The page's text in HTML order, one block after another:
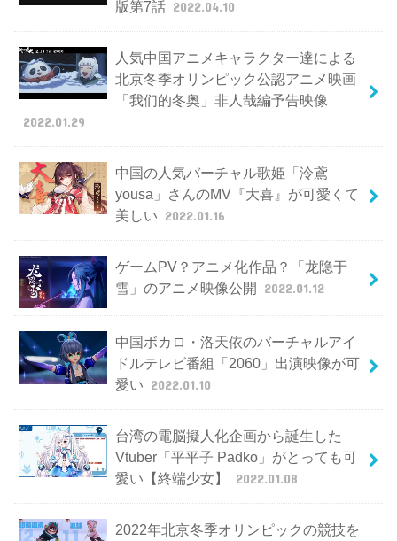
版第7話 2022.04.10
人気中国アニメキャラクター達による
北京冬季オリンピック公認アニメ映画
「我们的冬奥」非人哉編予告映像
2022.01.29
中国の人気バーチャル歌姫「泠鳶
yousa」さんのMV『大喜』が可愛くて
美しい 2022.01.16
ゲームPV？アニメ化作品？「龙隐于
雪」のアニメ映像公開 2022.01.12
中国ボカロ・洛天依のバーチャルアイ
ドルテレビ番組「2060」出演映像が可
愛い 2022.01.10
台湾の電脳擬人化企画から誕生した
Vtuber「平平子 Padko」がとっても可
愛い【終端少女】
2022.01.08
2022年北京冬季オリンピックの競技を